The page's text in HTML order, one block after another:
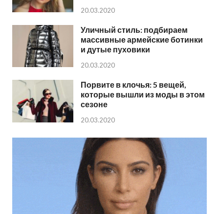
20.03.2020
Уличный стиль: подбираем
массивные армейские ботинки
и дутые пуховики
20.03.2020
Порвите в клочья: 5 вещей,
которые вышли из моды в этом
сезоне
20.03.2020